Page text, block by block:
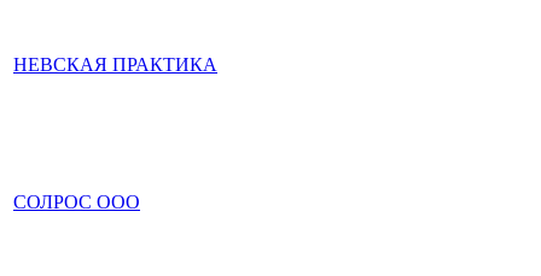
НЕВСКАЯ ПРАКТИКА
СОЛРОС ООО